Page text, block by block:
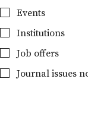
Events
Institutions
Job offers
Journal issues